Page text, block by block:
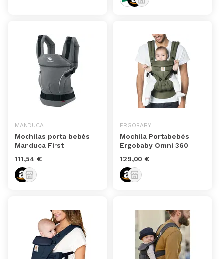
MANDUCA
Mochilas porta bebés
Manduca First
111,54 €
ERGOBABY
Mochila Portabebés
Ergobaby Omni 360
129,00 €